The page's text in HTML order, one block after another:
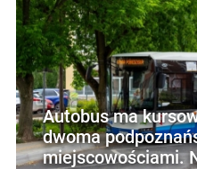
Autobus ma
dwoma
miejscowościami.